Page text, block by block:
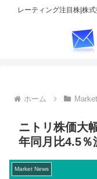
レーティング注目株|株
ホーム
ニトリ株価大
年同月比4.5％
Market News